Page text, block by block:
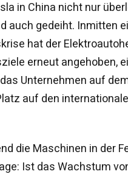
in China nicht nur
auch gedeiht. Inmitten
hat der
erneut angehoben,
Unternehmen auf
auf den
die Maschinen in der
Ist das Wachstum